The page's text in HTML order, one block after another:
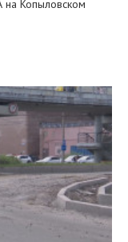
на Копыловском